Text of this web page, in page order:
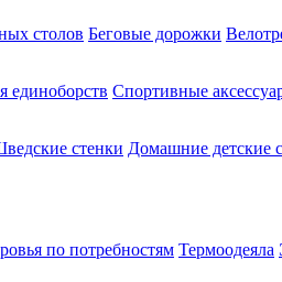
столов Беговые дорожки
единоборств Спортивные
стенки Домашние детские
по потребностям Термоодеяла